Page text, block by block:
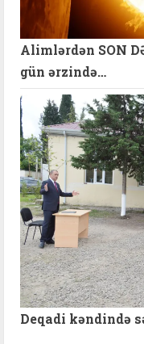
Alimlərdən SON
gün ərzində…
Deqadi kəndində